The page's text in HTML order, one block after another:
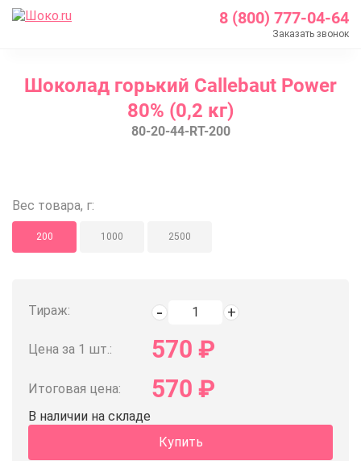
8 (800) 777-04-64
Заказать звонок
Каталог
Шоколад Barry Callebaut
Темный шоколад
Шоколад горький Callebaut Power
80% (0,2 кг)
80-20-44-RT-200
Вес товара, г:
200 1000 2500
Тираж:
Цена за 1 шт.: 570 ₽
Итоговая цена: 570 ₽
В наличии на складе
Купить